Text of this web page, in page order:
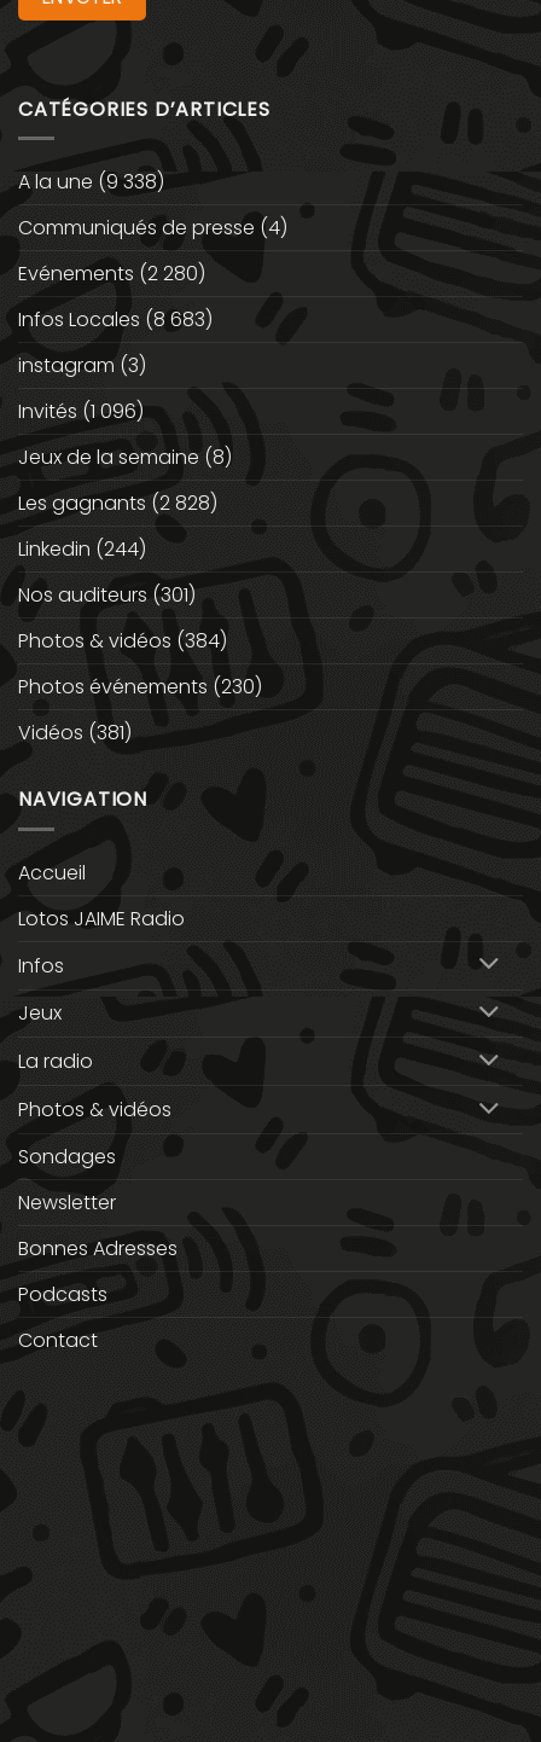
CATÉGORIES D’ARTICLES
A la une (9 338)
Communiqués de presse (4)
Evénements (2 280)
Infos Locales (8 683)
instagram (3)
Invités (1 096)
Jeux de la semaine (8)
Les gagnants (2 828)
Linkedin (244)
Nos auditeurs (301)
Photos & vidéos (384)
Photos événements (230)
Vidéos (381)
NAVIGATION
Accueil
Lotos JAIME Radio
Infos
Jeux
La radio
Photos & vidéos
Sondages
Newsletter
Bonnes Adresses
Podcasts
Contact